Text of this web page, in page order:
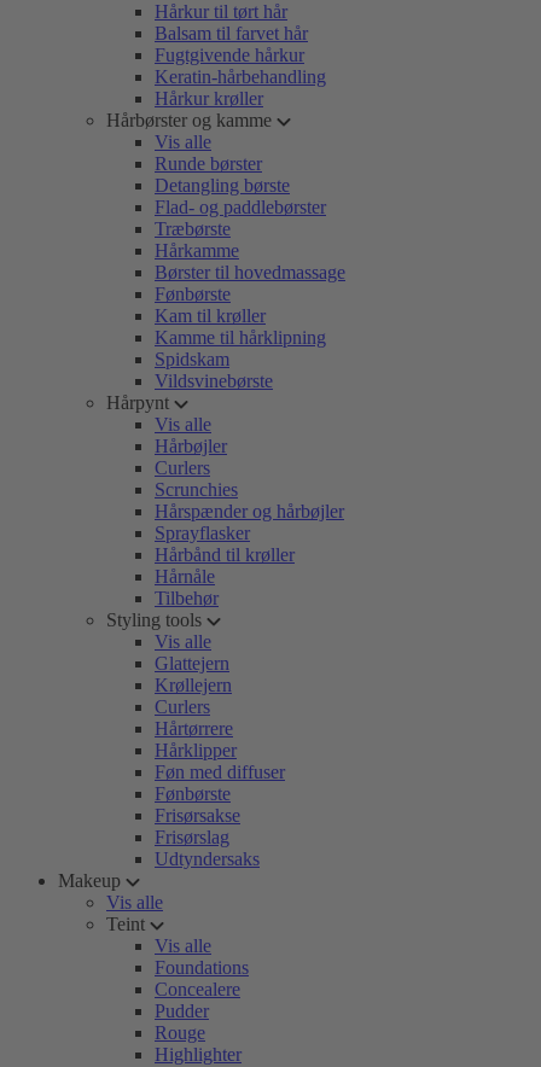
Hårkur til tørt hår
Balsam til farvet hår
Fugtgivende hårkur
Keratin-hårbehandling
Hårkur krøller
Hårbørster og kamme
Vis alle
Runde børster
Detangling børste
Flad- og paddlebørster
Træbørste
Hårkamme
Børster til hovedmassage
Fønbørste
Kam til krøller
Kamme til hårklipning
Spidskam
Vildsvinebørste
Hårpynt
Vis alle
Hårbøjler
Curlers
Scrunchies
Hårspænder og hårbøjler
Sprayflasker
Hårbånd til krøller
Hårnåle
Tilbehør
Styling tools
Vis alle
Glattejern
Krøllejern
Curlers
Hårtørrere
Hårklipper
Føn med diffuser
Fønbørste
Frisørsakse
Frisørslag
Udtyndersaks
Makeup
Vis alle
Teint
Vis alle
Foundations
Concealere
Pudder
Rouge
Highlighter